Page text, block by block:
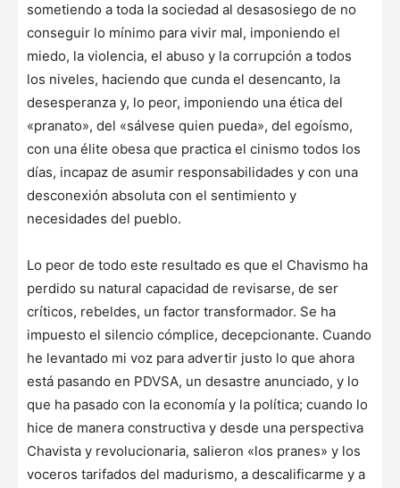
sometiendo a toda la sociedad al desasosiego de no
conseguir lo mínimo para vivir mal, imponiendo el
miedo, la violencia, el abuso y la corrupción a todos
los niveles, haciendo que cunda el desencanto, la
desesperanza y, lo peor, imponiendo una ética del
«pranato», del «sálvese quien pueda», del egoísmo,
con una élite obesa que practica el cinismo todos los
días, incapaz de asumir responsabilidades y con una
desconexión absoluta con el sentimiento y
necesidades del pueblo.
Lo peor de todo este resultado es que el Chavismo ha
perdido su natural capacidad de revisarse, de ser
críticos, rebeldes, un factor transformador. Se ha
impuesto el silencio cómplice, decepcionante. Cuando
he levantado mi voz para advertir justo lo que ahora
está pasando en PDVSA, un desastre anunciado, y lo
que ha pasado con la economía y la política; cuando lo
hice de manera constructiva y desde una perspectiva
Chavista y revolucionaria, salieron «los pranes» y los
voceros tarifados del madurismo, a descalificarme y a